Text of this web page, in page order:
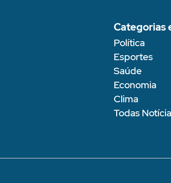
Categorias
Política
Esportes
Saúde
Economia
Clima
Todas